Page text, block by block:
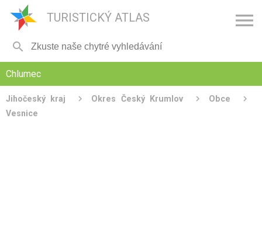
TURISTICKÝ ATLAS 

Chlumec
Jihočeský kraj Okres Český Krumlov
Obce
Vesnice